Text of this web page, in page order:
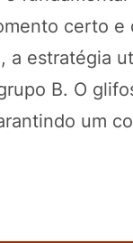
certo
estratégia
B. O
um